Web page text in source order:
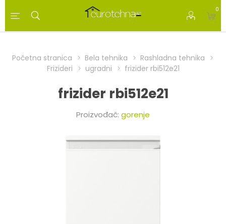
0
Početna stranica Bela tehnika
Rashladna tehnika
Frizideri
ugradni frizider rbi512e21
frizider rbi512e21
Proizvođač: gorenje